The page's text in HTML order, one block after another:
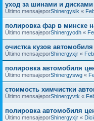
уход за шинами и дисками
Último mensajeporShinergysik «
полировка фар в минске
Último mensajeporShinergyodh «
очистка кузов
Último mensajeporShinergyxjr «
полировка автомобиля
Último mensajeporShinergyswg «
стоимость химчистки
Último mensajeporShinergyvtk «
полировка автомобиля
Último mensajeporShinergyxjr «